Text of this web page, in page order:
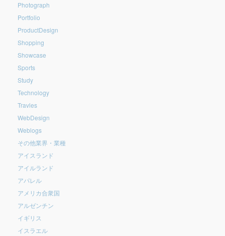
Photograph
Portfolio
ProductDesign
Shopping
Showcase
Sports
Study
Technology
Travles
WebDesign
Weblogs
その他業界・業種
アイスランド
アイルランド
アパレル
アメリカ合衆国
アルゼンチン
イギリス
イスラエル